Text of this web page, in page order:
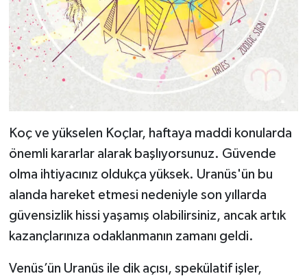
Koç ve yükselen Koçlar, haftaya maddi konularda
önemli kararlar alarak başlıyorsunuz. Güvende
olma ihtiyacınız oldukça yüksek. Uranüs'ün bu
alanda hareket etmesi nedeniyle son yıllarda
güvensizlik hissi yaşamış olabilirsiniz, ancak artık
kazançlarınıza odaklanmanın zamanı geldi.
Venüs’ün Uranüs ile dik açısı, spekülatif işler,